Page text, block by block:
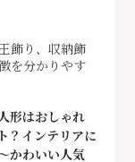
飾り、収納飾
を分かりやす
形はおしゃれ
？インテリアに
かわいい人気